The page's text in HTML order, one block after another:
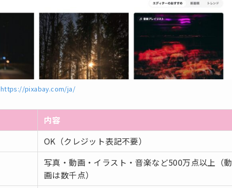
https://pixabay.com/ja/
内容
OK（クレジット表記不要）
写真・動画・イラスト・音楽など500万点以上（動
画は数千点）